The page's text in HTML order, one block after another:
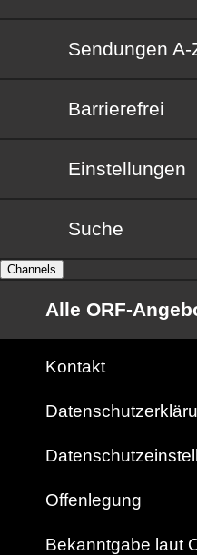
Sendungen
Sendungen A-
Barrierefrei
Barrierefrei
Einstellungen
Suche
Channels
Alle ORF-
Kontakt
Offenlegung
Bekanntgabe laut